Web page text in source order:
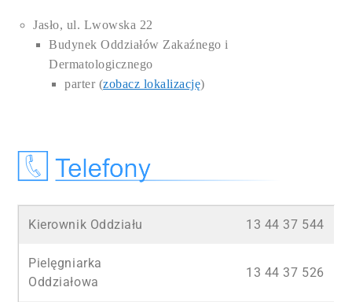
Jasło, ul. Lwowska 22
Budynek Oddziałów Zakaźnego i
Dermatologicznego
parter (zobacz lokalizację)
Kierownik Oddziału 13 44 37 544
Pielęgniarka
Oddziałowa
13 44 37 526